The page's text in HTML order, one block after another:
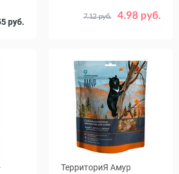
руб.
4.98 руб.
7.12 руб.
24.11.26
ТерриториЯ Амур